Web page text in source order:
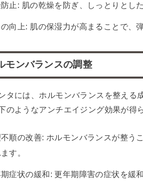
止: 肌の乾燥を防ぎ、しっとりとし
向上: 肌の保湿力が高まることで、
モンバランスの調整
タには、ホルモンバランスを整える
のようなアンチエイジング効果が得
順の改善: ホルモンバランスが整う
す。
症状の緩和: 更年期障害の症状を緩